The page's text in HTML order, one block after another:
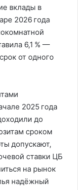
вклады в
2026 года
6,1 % —
от одного
2025 года
до
сроком
допускают,
ставки ЦБ
на рынок
надёжный